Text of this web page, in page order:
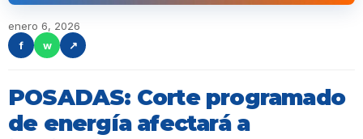
enero 6, 2026
f
w ↗
POSADAS: Corte programado
de energía afectará a